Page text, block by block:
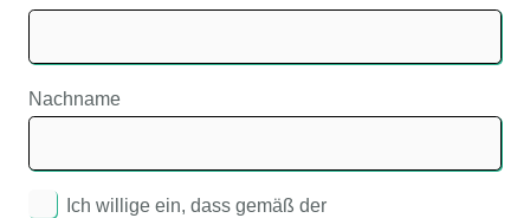
Nachname
Ich willige ein, dass gemäß der